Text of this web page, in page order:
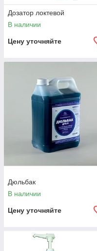
Дозатор локтевой
В наличии
Цену уточняйте
Дюльбак
В наличии
Цену уточняйте